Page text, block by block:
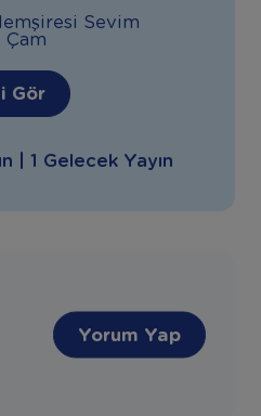
Sevim
Çam
Gör
| 1 Gelecek Yayın
Yorum Yap